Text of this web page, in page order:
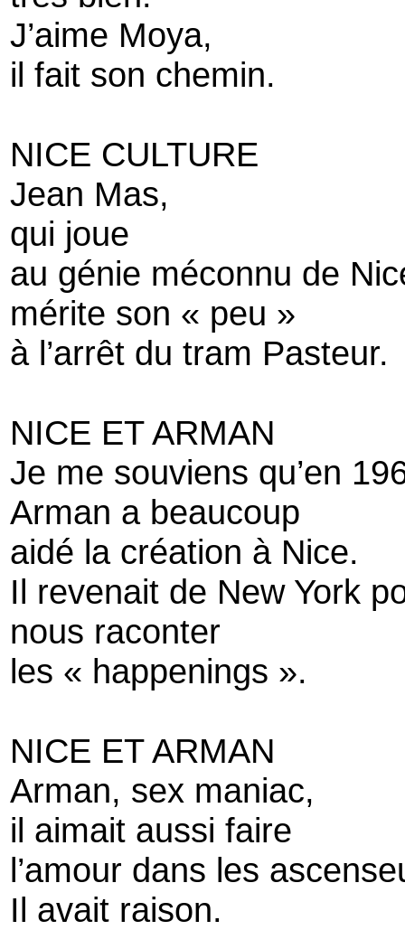
J’aime Moya,
il fait son chemin.
NICE CULTURE
Jean Mas,
qui joue
au génie méconnu de
mérite son « peu »
à l’arrêt du tram Pasteur.
NICE ET ARMAN
Je me souviens qu’en
Arman a beaucoup
aidé la création à Nice.
Il revenait de New York
nous raconter
les « happenings ».
NICE ET ARMAN
Arman, sex maniac,
il aimait aussi faire
l’amour dans les
Il avait raison.